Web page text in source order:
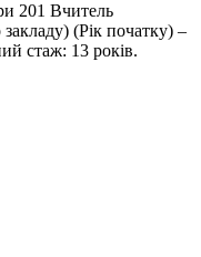
​201 ​Вчитель
​(Рік початку) –
стаж: 13 років.